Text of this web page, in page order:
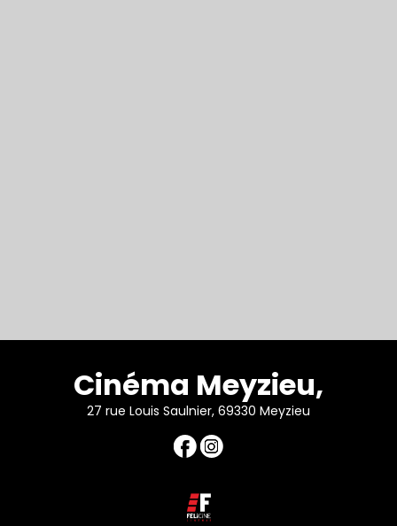
Cinéma Meyzieu,
27 rue Louis Saulnier, 69330 Meyzieu